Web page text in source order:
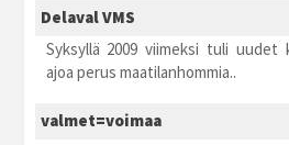
Delaval VMS
Syksyllä 2009 viimeksi tuli uudet
ajoa perus maatilanhommia..
valmet=voimaa